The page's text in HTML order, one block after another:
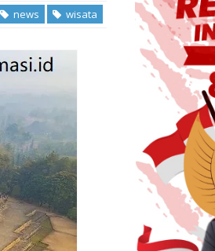
news wisata